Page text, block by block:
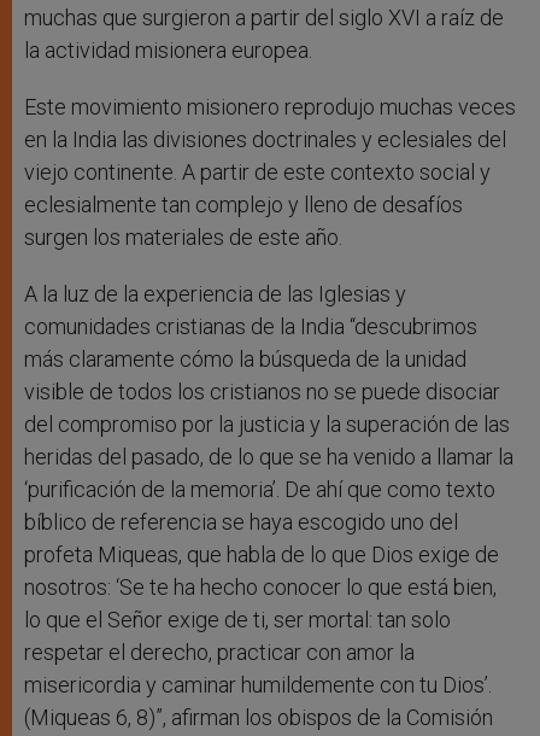
muchas que surgieron a partir del siglo XVI a raíz de
la actividad misionera europea.
Este movimiento misionero reprodujo muchas veces
en la India las divisiones doctrinales y eclesiales del
viejo continente. A partir de este contexto social y
eclesialmente tan complejo y lleno de desafíos
surgen los materiales de este año.
A la luz de la experiencia de las Iglesias y
comunidades cristianas de la India “descubrimos
más claramente cómo la búsqueda de la unidad
visible de todos los cristianos no se puede disociar
del compromiso por la justicia y la superación de las
heridas del pasado, de lo que se ha venido a llamar la
‘purificación de la memoria’. De ahí que como texto
bíblico de referencia se haya escogido uno del
profeta Miqueas, que habla de lo que Dios exige de
nosotros: ‘Se te ha hecho conocer lo que está bien,
lo que el Señor exige de ti, ser mortal: tan solo
respetar el derecho, practicar con amor la
misericordia y caminar humildemente con tu Dios’.
(Miqueas 6, 8)”, afirman los obispos de la Comisión